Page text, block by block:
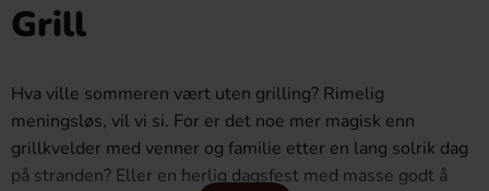
Grill
Hva ville sommeren vært uten grilling? Rimelig
meningsløs, vil vi si. For er det noe mer magisk enn
grillkvelder med venner og familie etter en lang solrik dag
på stranden? Eller en herlig dagsfest med masse godt å